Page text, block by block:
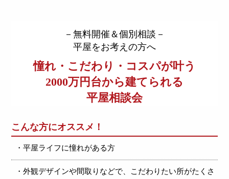
－無料開催＆個別相談－
平屋をお考えの方へ
憧れ・こだわり・コスパが叶う
2000万円台から建てられる
平屋相談会
こんな方にオススメ！
・平屋ライフに憧れがある方
・外観デザインや間取りなどで、こだわりたい所がたくさ